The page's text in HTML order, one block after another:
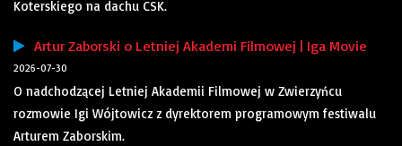
Koterskiego na dachu CSK.
Artur Zaborski o Letniej Akademi Filmowej | Iga Movie
2026-07-30
O nadchodzącej Letniej Akademii Filmowej w Zwierzyńcu
rozmowie Igi Wójtowicz z dyrektorem programowym festiwalu
Arturem Zaborskim.